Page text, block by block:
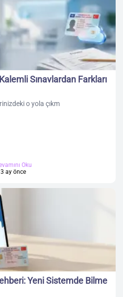
Sınavlardan Farkları
o yola çıkm
Oku
3 ay önce
Yeni Sistemde Bilme